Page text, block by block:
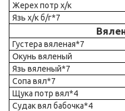
Жерех потр х/к
Язь х/к б/г*7
Густера вяленая*7
Окунь вяленый
Язь вяленый*7
Сопа вял*7
Щука потр вял*4
Судак вял бабочка*4